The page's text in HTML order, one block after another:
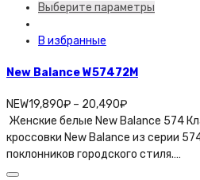
Выберите параметры
В избранные
New Balance W57472M
NEW19,890₽ – 20,490₽
Женские белые New Balance 574
кроссовки New Balance из серии
поклонников городского стиля.…